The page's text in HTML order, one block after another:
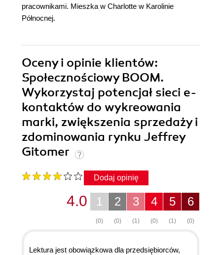
pracownikami. Mieszka w Charlotte w Karolinie
Północnej.
Oceny i opinie klientów:
Społecznościowy BOOM.
Wykorzystaj potencjał sieci e-
kontaktów do wykreowania
marki, zwiększenia sprzedaży i
zdominowania rynku Jeffrey
Gitomer
Dodaj opinię
6
(0)
5
(1)
4
(0)
3
(1)
2
(0)
1
(0)
4.0
Lektura jest obowiązkowa dla przedsiębiorców,